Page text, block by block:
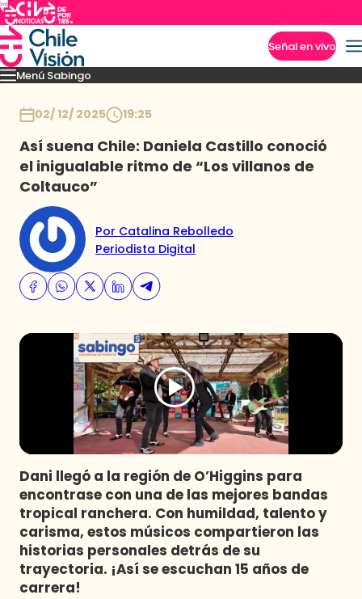
Señal en vivo
Menú Sabingo
HeroicasAmigas en ViajeSecretos de los AndesLos reyes
02/ 12/ 2025 19:25
Así suena Chile: Daniela Castillo conoció
el inigualable ritmo de “Los villanos de
Coltauco”
Por Catalina Rebolledo
Periodista Digital
Dani llegó a la región de O’Higgins para
encontrase con una de las mejores bandas
tropical ranchera. Con humildad, talento y
carisma, estos músicos compartieron las
historias personales detrás de su
trayectoria. ¡Así se escuchan 15 años de
carrera!
Imperdibles
Programas
Club De La Comedia
Contigo en Directo
Plan Perfecto
El Tiempo
Sabingo
Todos Los Programas